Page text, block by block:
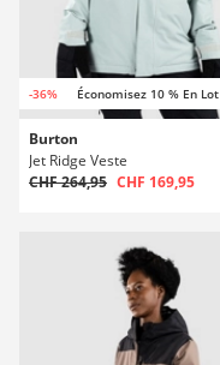
-36% Économisez 10 % En Lot
Burton
Jet Ridge Veste
CHF 264,95 CHF 169,95